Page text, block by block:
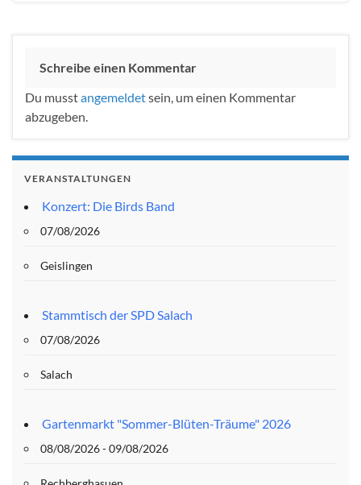
Schreibe einen Kommentar
Du musstangemeldetsein, um einen Kommentar
abzugeben.
VERANSTALTUNGEN
Konzert: Die Birds Band
07/08/2026
Geislingen
Stammtisch der SPD Salach
07/08/2026
Salach
Gartenmarkt "Sommer-Blüten-Träume" 2026
08/08/2026 - 09/08/2026